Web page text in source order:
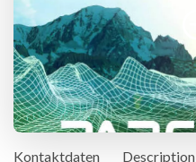
Kontaktdaten Description